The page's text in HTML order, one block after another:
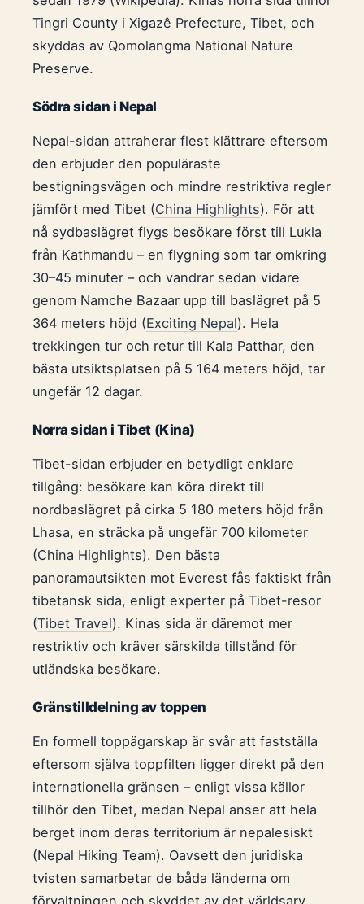
Tingri County i Xigazê Prefecture, Tibet, och
skyddas av Qomolangma National Nature
Preserve.
Södra sidan i Nepal
Nepal-sidan attraherar flest klättrare eftersom
den erbjuder den populäraste
bestigningsvägen och mindre restriktiva regler
jämfört med Tibet (China Highlights). För att
nå sydbaslägret flygs besökare först till Lukla
från Kathmandu – en flygning som tar omkring
30–45 minuter – och vandrar sedan vidare
genom Namche Bazaar upp till baslägret på 5
364 meters höjd (Exciting Nepal). Hela
trekkingen tur och retur till Kala Patthar, den
bästa utsiktsplatsen på 5 164 meters höjd, tar
ungefär 12 dagar.
Norra sidan i Tibet (Kina)
Tibet-sidan erbjuder en betydligt enklare
tillgång: besökare kan köra direkt till
nordbaslägret på cirka 5 180 meters höjd från
Lhasa, en sträcka på ungefär 700 kilometer
(China Highlights). Den bästa
panoramautsikten mot Everest fås faktiskt från
tibetansk sida, enligt experter på Tibet-resor
(Tibet Travel). Kinas sida är däremot mer
restriktiv och kräver särskilda tillstånd för
utländska besökare.
Gränstilldelning av toppen
En formell toppägarskap är svår att fastställa
eftersom själva toppfilten ligger direkt på den
internationella gränsen – enligt vissa källor
tillhör den Tibet, medan Nepal anser att hela
berget inom deras territorium är nepalesiskt
(Nepal Hiking Team). Oavsett den juridiska
tvisten samarbetar de båda länderna om